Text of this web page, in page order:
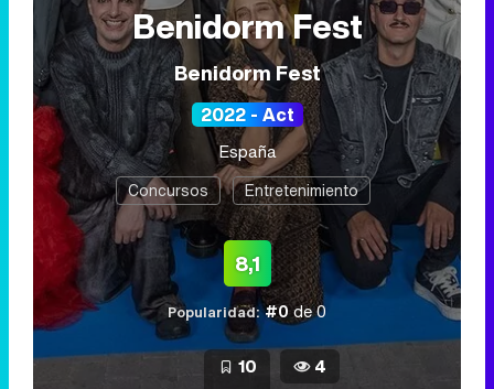
Benidorm Fest
Benidorm Fest
2022 - Act
España
Concursos Entretenimiento
8,1
Popularidad: #0de 0
10 4